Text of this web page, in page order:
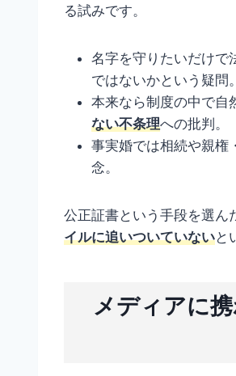
る試みです。
名字を守りたいだけで
ではないかという疑問。
本来なら制度の中で自
ない不条理への批判。
事実婚では相続や親権
念。
公正証書という手段を選ん
イルに追いついていないと
メディアに